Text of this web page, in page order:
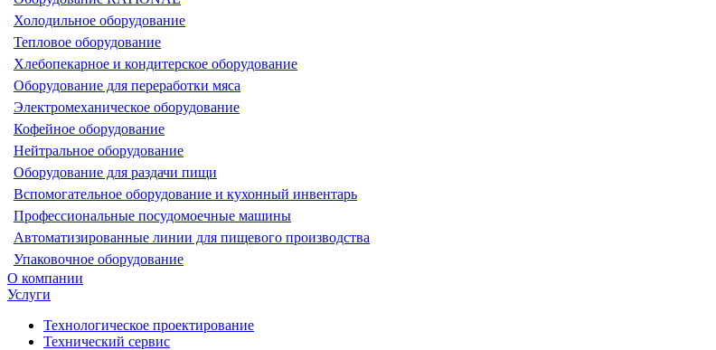
Холодильное оборудование
Тепловое оборудование
Хлебопекарное и кондитерское оборудование
Оборудование для переработки мяса
Электромеханическое оборудование
Кофейное оборудование
Нейтральное оборудование
Оборудование для раздачи пищи
Вспомогательное оборудование и кухонный инвентарь
Профессиональные посудомоечные машины
Автоматизированные линии для пищевого производства
Упаковочное оборудование
О компании
Услуги
Технологическое проектирование
Технический сервис